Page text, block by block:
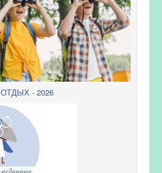
ОТДЫХ - 2026